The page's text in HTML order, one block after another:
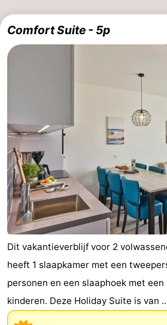
Comfort Suite - 5p
Dit vakantieverblijf voor 2
heeft 1 slaapkamer met een
personen en een slaaphoek met
kinderen. Deze Holiday Suite is van